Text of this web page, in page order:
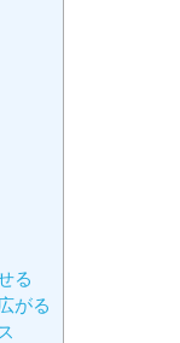
る
がる